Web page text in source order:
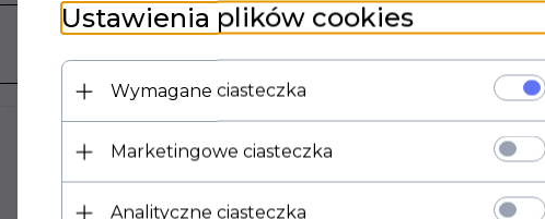
Ustawienia plików cookies
Wymagane ciasteczka
Marketingowe ciasteczka
Analityczne ciasteczka